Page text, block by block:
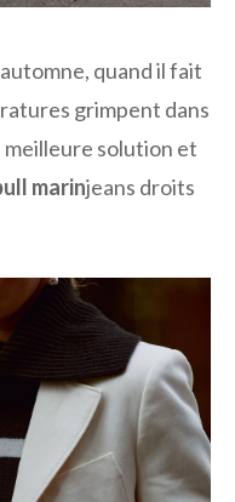
quand il fait
grimpent dans
meilleure solution et
marinjeans droits